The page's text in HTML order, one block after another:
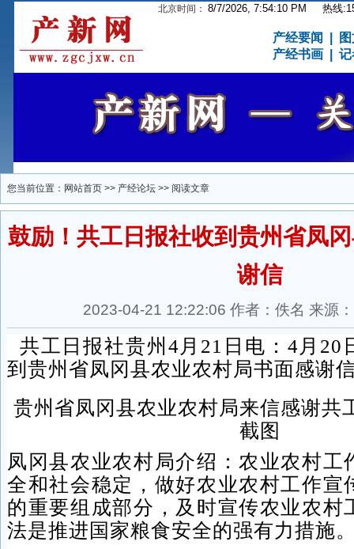
北京时间： 8/7/2026, 7:54:10 PM 热线
产经要闻
产经书画
记
您当前位置： 网站首页 >> 产经论坛 >> 阅读文章
鼓励！共工日报社收到贵州省凤
谢信
2023-04-21 12:22:06 作者：佚名 来源
共工日报社贵州4月21日电：4月20
到贵州省凤冈县农业农村局书面感谢
贵州省凤冈县农业农村局来信感谢共
截图
凤冈县农业农村局介绍：农业农村工
全和社会稳定，做好农业农村工作宣
的重要组成部分，及时宣传农业农村
法是推进国家粮食安全的强有力措施